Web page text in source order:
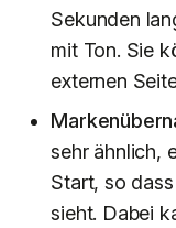
Sekunden
mit Ton. Sie
externen
sehr ähnlich,
Start, so
sieht. Dabei